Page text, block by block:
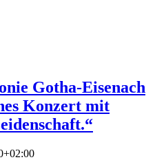
Gotha-Eisenach
Konzert mit